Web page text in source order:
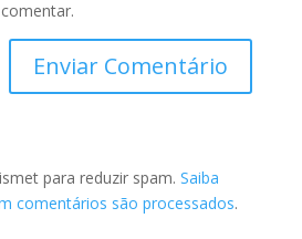
para reduzir spam. Saiba
comentários são processados.